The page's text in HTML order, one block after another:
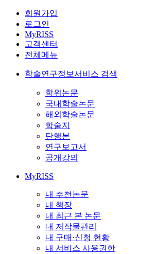
회원가입
로그인
MyRISS
고객센터
전체메뉴
학술연구정보서비스 검색
학위논문
국내학술논문
해외학술논문
학술지
단행본
연구보고서
공개강의
MyRISS
내 추천논문
내 책장
내 최근 본 논문
내 저작물관리
내 구매·신청 현황
내 서비스 사용권한